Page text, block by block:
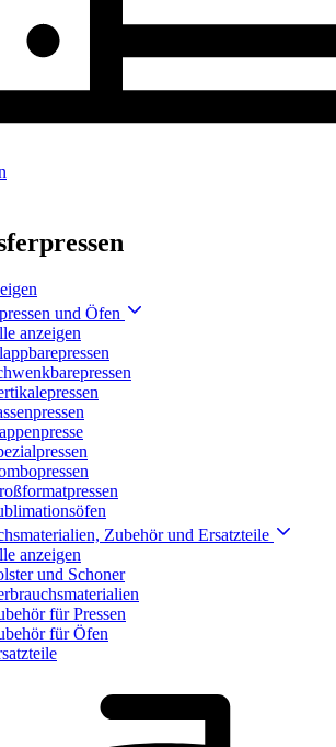
und Öfen
anzeigen
Zubehör und Ersatzteile
anzeigen
und Schoner
für Pressen
für Öfen